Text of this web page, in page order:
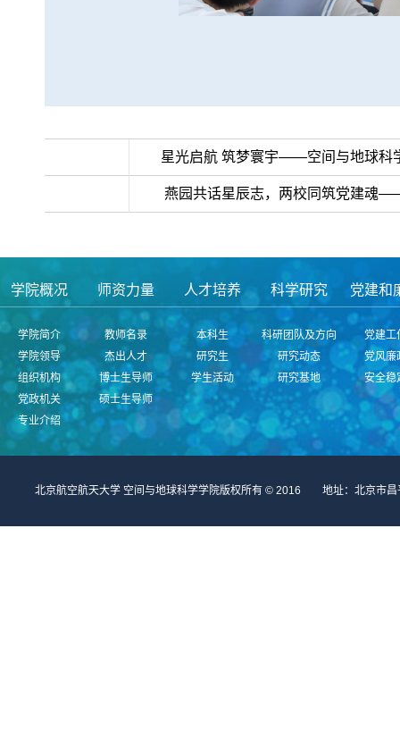
星光启航 筑梦寰宇——空间与地球科
燕园共话星辰志，两校同筑党建魂
学院概况
学院简介
学院领导
组织机构
党政机关
专业介绍
师资力量
教师名录
杰出人才
博士生导师
硕士生导师
人才培养
本科生
研究生
学生活动
科学研究
科研团队及方向
研究动态
研究基地
党建和
党建工
党风廉
安全稳
北京航空航天大学 空间与地球科学学院版权所有 © 2016 地址：北京